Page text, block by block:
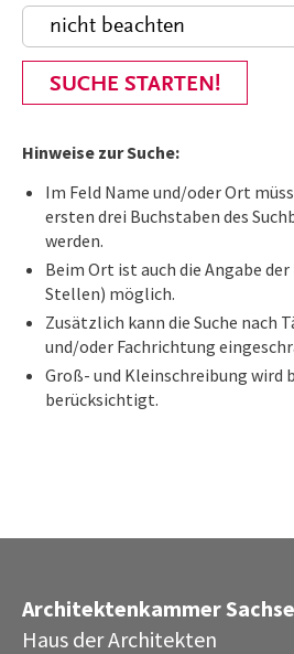
SUCHE STARTEN!
Hinweise zur Suche:
Im Feld Name und/oder Ort
ersten drei Buchstaben des
werden.
Beim Ort ist auch die Angabe
Stellen) möglich.
Zusätzlich kann die Suche nach
und/oder Fachrichtung
Groß- und Kleinschreibung wird
berücksichtigt.
Architektenkammer
Haus der Architekten